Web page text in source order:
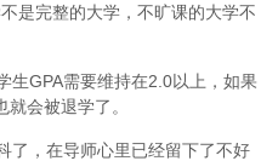
是完整的大学，不旷课的大学不
生GPA需要维持在2.0以上，如果
会被退学了。
了，在导师心里已经留下了不好